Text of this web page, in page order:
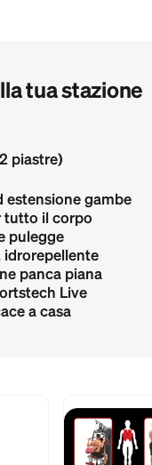
tua stazione
piastre)
estensione gambe
tutto il corpo
pulegge
panca piana
Live
a casa